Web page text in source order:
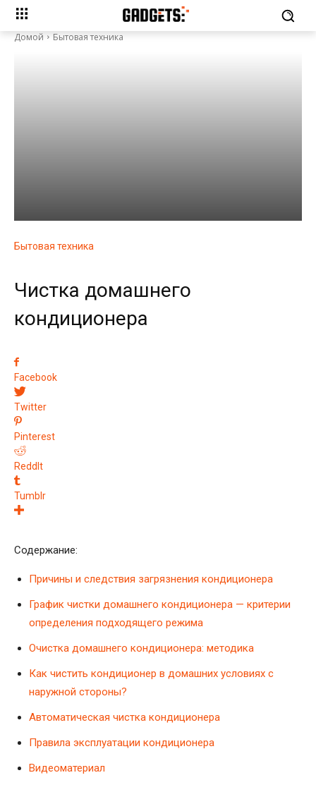
Домой Бытовая техника
Бытовая техника
Чистка домашнего
кондиционера
Facebook
Twitter
Pinterest
ReddIt
Tumblr
Содержание:
Причины и следствия загрязнения кондиционера
График чистки домашнего кондиционера — критерии
определения подходящего режима
Очистка домашнего кондиционера: методика
Как чистить кондиционер в домашних условиях с
наружной стороны?
Автоматическая чистка кондиционера
Правила эксплуатации кондиционера
Видеоматериал